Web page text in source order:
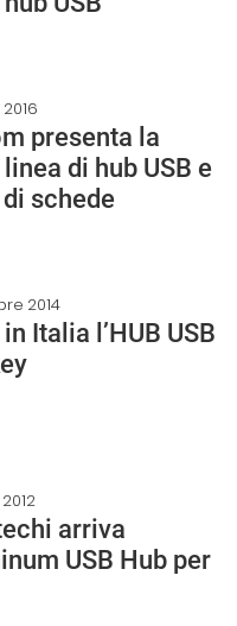
presenta la
di hub USB e
schede
2014
Italia l’HUB USB
arriva
USB Hub per